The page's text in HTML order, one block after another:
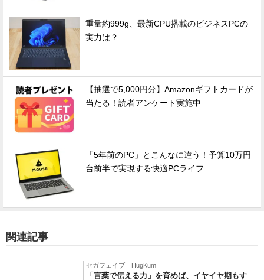
重量約999g、最新CPU搭載のビジネスPCの
実力は？
【抽選で5,000円分】Amazonギフトカードが
当たる！読者アンケート実施中
「5年前のPC」とこんなに違う！予算10万円
台前半で実現する快適PCライフ
関連記事
セガフェイブ｜HugKum
「言葉で伝える力」を育めば、イヤイヤ期もす